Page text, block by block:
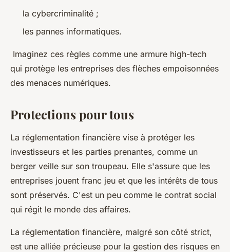
la cybercriminalité ;
les pannes informatiques.
Imaginez ces règles comme une armure high-tech
qui protège les entreprises des flèches empoisonnées
des menaces numériques.
Protections pour tous
La réglementation financière vise à protéger les
investisseurs et les parties prenantes, comme un
berger veille sur son troupeau. Elle s'assure que les
entreprises jouent franc jeu et que les intérêts de tous
sont préservés. C'est un peu comme le contrat social
qui régit le monde des affaires.
La réglementation financière, malgré son côté strict,
est une alliée précieuse pour la gestion des risques en